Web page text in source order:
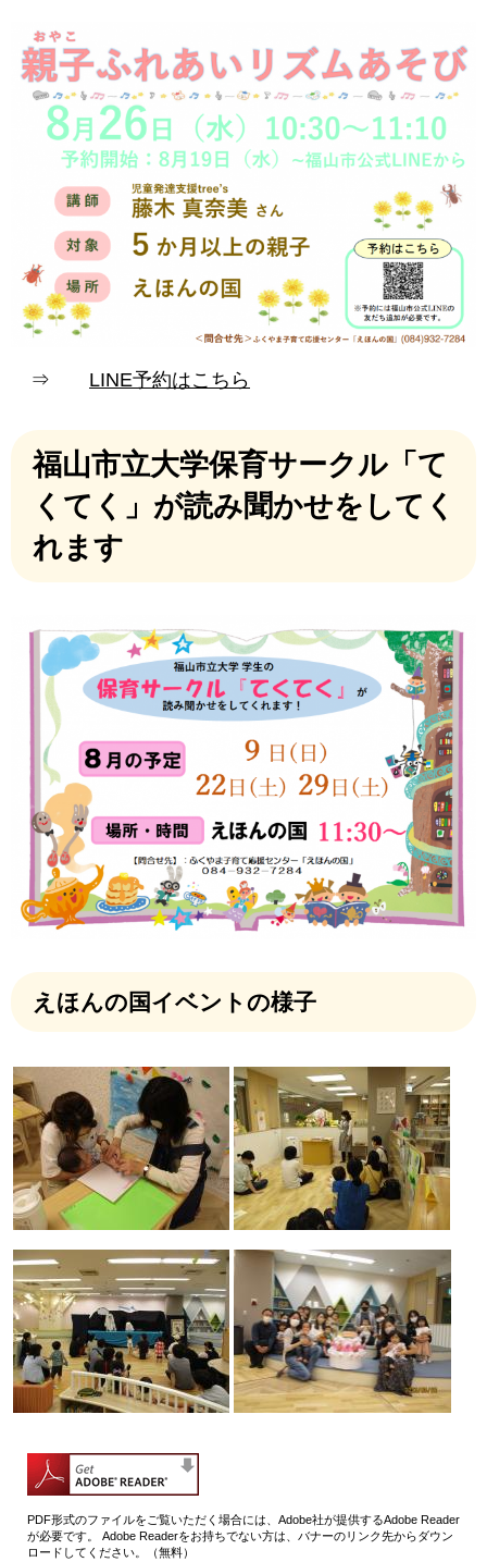
⇒ LINE予約はこちら
福山市立大学保育サークル「て
くてく」が読み聞かせをしてく
れます
えほんの国イベントの様子
PDF形式のファイルをご覧いただく場合には、Adobe社が提供するAdobe Reader
が必要です。
Adobe Readerをお持ちでない方は、バナーのリンク先からダウン
ロードしてください。（無料）